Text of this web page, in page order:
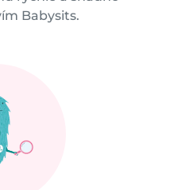
Babysits.